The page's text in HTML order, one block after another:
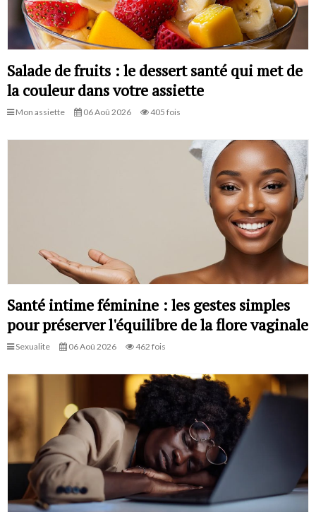
Salade de fruits : le dessert santé qui met de
la couleur dans votre assiette
Mon assiette 06 Aoû 2026 405 fois
Santé intime féminine : les gestes simples
pour préserver l'équilibre de la flore vaginale
Sexualite 06 Aoû 2026 462 fois